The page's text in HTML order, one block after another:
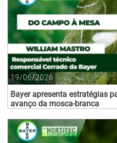
19/06/2026
Bayer apresenta estratégias
avanço da mosca-branca